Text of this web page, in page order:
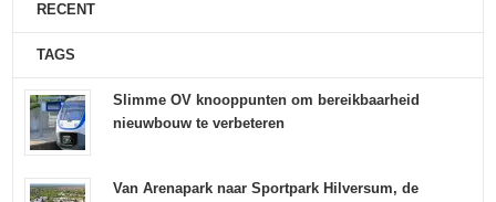
RECENT
TAGS
Slimme OV knooppunten om bereikbaarheid
nieuwbouw te verbeteren
Van Arenapark naar Sportpark Hilversum, de